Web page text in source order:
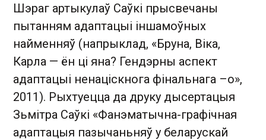
Шэраг артыкулаў Саўкі прысвечаны
пытанням адаптацыі іншамоўных
найменняў (напрыклад, «Бруна, Віка,
Карла — ён ці яна? Гендэрны аспект
адаптацыі ненаціскнога фінальнага –о»,
2011). Рыхтуецца да друку дысертацыя
Зьмітра Саўкі «Фанэматычна-графічная
адаптацыя пазычаньняў у беларускай